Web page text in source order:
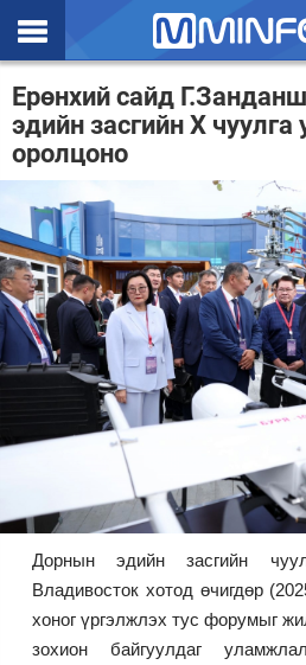
Эхлэл
Цаг агаар
Валют ханш
Улс төр
Эдийн засаг
Үзэл бодол
Спорт
Энтертайнмэнт
Зурхай
Ерөнхий сайд
эдийн засгийн X чуулга
оролцоно
Дорнын эдийн засгийн
Владивосток хотод өчигдөр
хоног үргэлжлэх тус форумыг
зохион байгуулдаг